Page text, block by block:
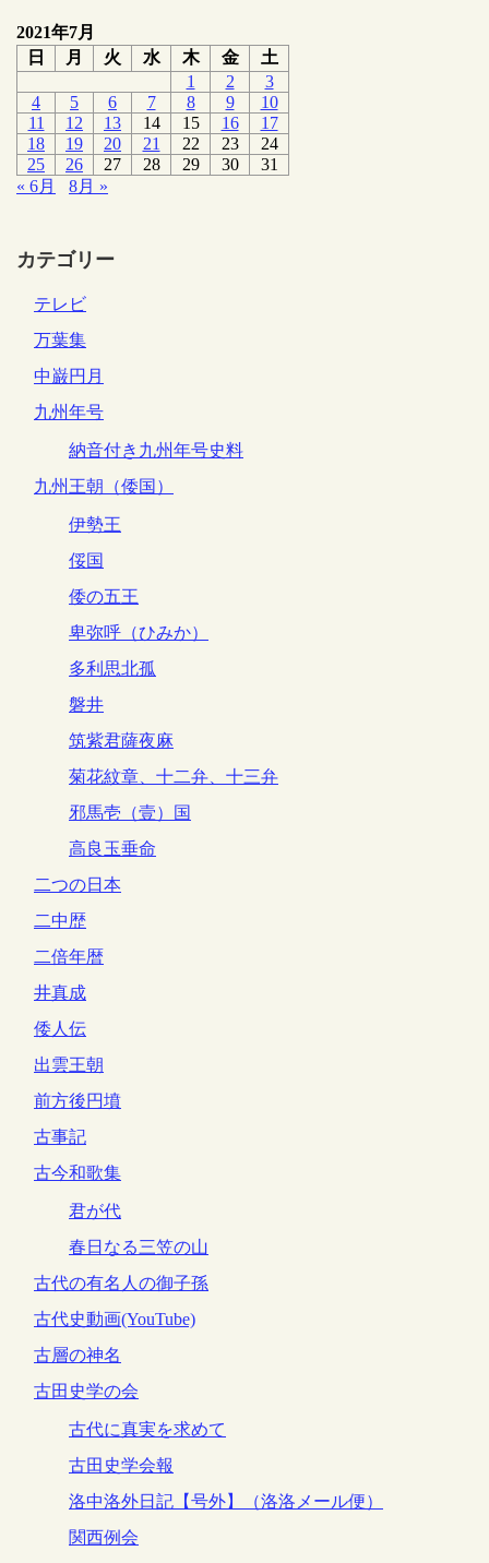
2021年7月
日
月 火 水 木 金
土
1
2
3
4
5 6 7 8 9
10
11
12 13 14 15 16
17
18
19 20 21 22 23
24
25
26 27 28 29 30
31
« 6月
8月 »
カテゴリー
テレビ
万葉集
中巌円月
九州年号
納音付き九州年号史料
九州王朝（倭国）
伊勢王
俀国
倭の五王
卑弥呼（ひみか）
多利思北孤
磐井
筑紫君薩夜麻
菊花紋章、十二弁、十三弁
邪馬壱（壹）国
高良玉垂命
二つの日本
二中歴
二倍年暦
井真成
倭人伝
出雲王朝
前方後円墳
古事記
古今和歌集
君が代
春日なる三笠の山
古代の有名人の御子孫
古代史動画(YouTube)
古層の神名
古田史学の会
古代に真実を求めて
古田史学会報
洛中洛外日記【号外】（洛洛メール便）
関西例会